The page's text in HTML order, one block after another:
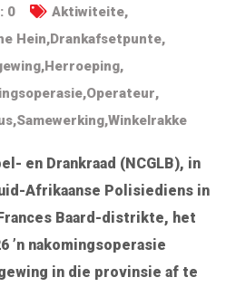
0 Aktiwiteite,
Hein,Drankafsetpunte,
,Herroeping,
,Operateur,
,Samewerking,Winkelrakke
en Drankraad (NCGLB), in
Afrikaanse Polisiediens in
Baard-distrikte, het
’n nakomingsoperasie
in die provinsie af te